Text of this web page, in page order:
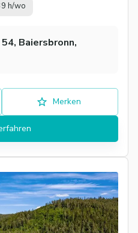
h/wo
Baiersbronn,
Merken